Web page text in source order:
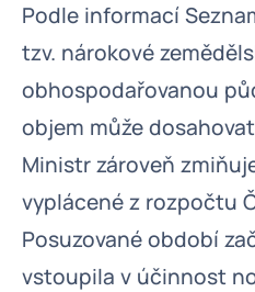
Podle informací
tzv. nárokové
obhospodařovanou
objem může
Ministr zároveň
vyplácené z rozpočtu
Posuzované období
vstoupila v účinnost